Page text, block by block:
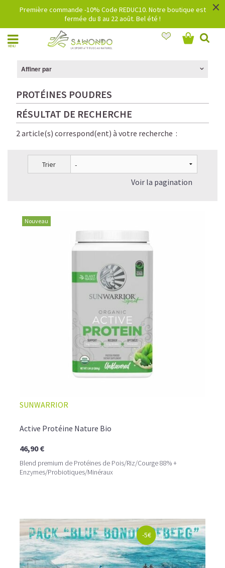
Première commande -10% Code REDUC10. Notre boutique est
fermée du 8 au 22 août. Bel été !
×
MENU
Affiner par
PROTÉINES POUDRES
RÉSULTAT DE RECHERCHE
2 article(s) correspond(ent) à votre recherche :
Trier
Voir la pagination
Nouveau
SUNWARRIOR
Active Protéine Nature Bio
46,90 €
Blend premium de Protéines de Pois/Riz/Courge 88% +
Enzymes/Probiotiques/Minéraux
-5€